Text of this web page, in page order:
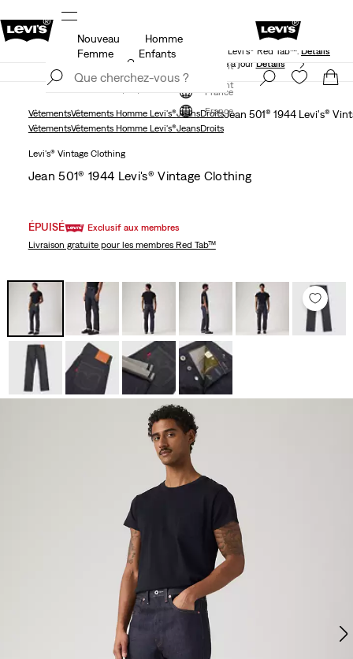
-20% Détails
Livraison gratuite pour les membres du
Levi’s® Red Tab™. Détails
S'inscrire maintenant
France
Nouveau
Homme
Femme
Enfants
Politique de livraison et de retours Mise à jour Détails
S'inscrire maintenant
France
VêtementsVêtements Homme Levi's®JeansDroitsJean 501® 1944 Levi's®
VêtementsVêtements Homme Levi's®JeansDroits
Levi's® Vintage Clothing
Jean 501® 1944 Levi's® Vintage Clothing
ÉPUISÉ
Exclusif aux membres
Livraison gratuitepour les membres Red Tab™